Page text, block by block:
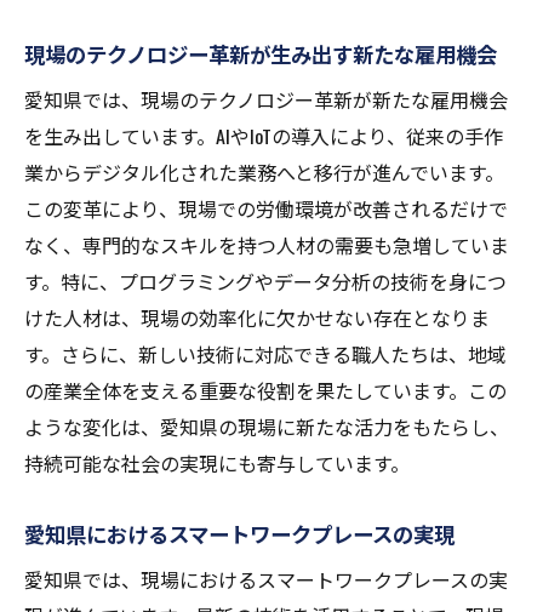
現場のテクノロジー革新が生み出す新たな雇用機会
愛知県では、現場のテクノロジー革新が新たな雇用機会
を生み出しています。AIやIoTの導入により、従来の手作
業からデジタル化された業務へと移行が進んでいます。
この変革により、現場での労働環境が改善されるだけで
なく、専門的なスキルを持つ人材の需要も急増していま
す。特に、プログラミングやデータ分析の技術を身につ
けた人材は、現場の効率化に欠かせない存在となりま
す。さらに、新しい技術に対応できる職人たちは、地域
の産業全体を支える重要な役割を果たしています。この
ような変化は、愛知県の現場に新たな活力をもたらし、
持続可能な社会の実現にも寄与しています。
愛知県におけるスマートワークプレースの実現
愛知県では、現場におけるスマートワークプレースの実